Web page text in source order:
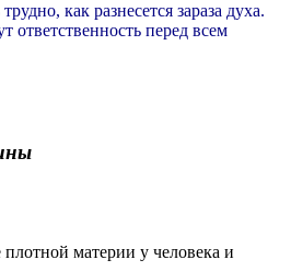
как разнесется зараза духа.
ответственность перед всем
плотной материи у человека и